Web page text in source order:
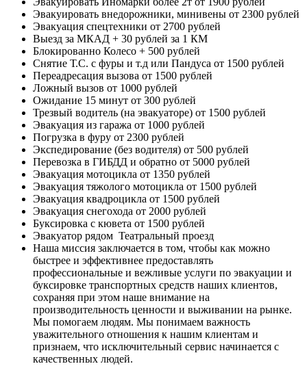
Эвакуировать внедорожники, минивены от 2300 рублей
Эвакуация спецтехники от 2700 рублей
Выезд за МКАД + 30 рублей за 1 КМ
Блокированно Колесо + 500 рублей
Снятие Т.С. с фуры и т.д или Пандуса от 1500 рублей
Переадресация вызова от 1500 рублей
Ложный вызов от 1000 рублей
Ожидание 15 минут от 300 рублей
Трезвый водитель (на эвакуаторе) от 1500 рублей
Эвакуация из гаража от 1000 рублей
Погрузка в фуру от 2300 рублей
Экспедирование (без водителя) от 500 рублей
Перевозка в ГИБДД и обратно от 5000 рублей
Эвакуация мотоцикла от 1350 рублей
Эвакуация тяжолого мотоцикла от 1500 рублей
Эвакуация квадроцикла от 1500 рублей
Эвакуация снегохода от 2000 рублей
Буксировка с кювета от 1500 рублей
Эвакуатор рядом Театральный проезд
Наша миссия заключается в том, чтобы как можно
быстрее и эффективнее предоставлять
профессиональные и вежливые услуги по эвакуации и
буксировке транспортных средств наших клиентов,
сохраняя при этом наше внимание на
производительность ценности и выживании на рынке.
Мы помогаем людям. Мы понимаем важность
уважительного отношения к нашим клиентам и
признаем, что исключительный сервис начинается с
качественных людей.